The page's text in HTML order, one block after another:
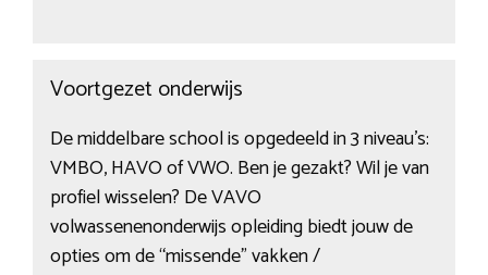
Voortgezet onderwijs
De middelbare school is opgedeeld in 3 niveau’s:
VMBO, HAVO of VWO. Ben je gezakt? Wil je van
profiel wisselen? De VAVO
volwassenenonderwijs opleiding biedt jouw de
opties om de “missende” vakken /